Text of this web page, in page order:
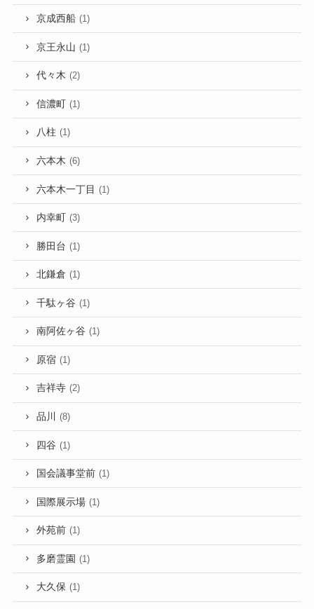
京成西船 (1)
京王永山 (1)
代々木 (2)
信濃町 (1)
八柱 (1)
六本木 (6)
六本木一丁目 (1)
内幸町 (3)
勝田台 (1)
北鎌倉 (1)
千駄ヶ谷 (1)
南阿佐ヶ谷 (1)
原宿 (1)
吉祥寺 (2)
品川 (8)
四谷 (1)
国会議事堂前 (1)
国際展示場 (1)
外苑前 (1)
多磨霊園 (1)
大久保 (1)